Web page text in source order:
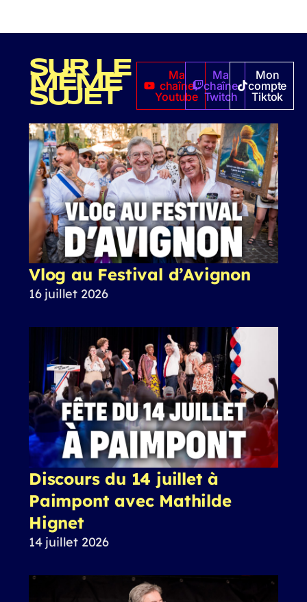
SUR LE
MÊME
SUJET
Ma
chaîne
Youtube
Ma
chaîne
Twitch
Mon
compte
Tiktok
Vlog au Festival d’Avignon
16 juillet 2026
Discours du 14 juillet à
Paimpont avec Mathilde
Hignet
14 juillet 2026